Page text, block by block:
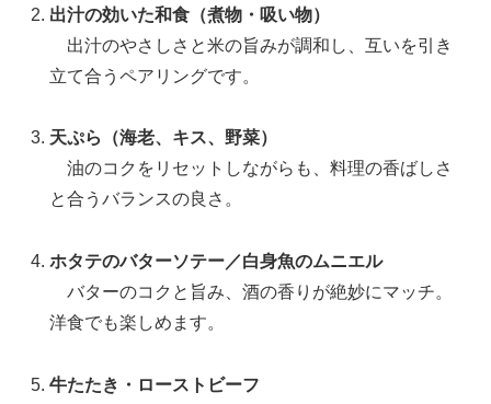
出汁の効いた和食（煮物・吸い物）
出汁のやさしさと米の旨みが調和し、互いを引き
立て合うペアリングです。
天ぷら（海老、キス、野菜）
油のコクをリセットしながらも、料理の香ばしさ
と合うバランスの良さ。
ホタテのバターソテー／白身魚のムニエル
バターのコクと旨み、酒の香りが絶妙にマッチ。
洋食でも楽しめます。
牛たたき・ローストビーフ